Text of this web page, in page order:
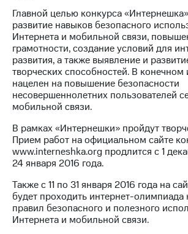
регионе
и акционерам
Корпоративное
управление
Корпоративный
секретарь
Раскрытие
Информация
акционерам
Документы
ПАО
Собрания
акционеров
Личный
кабинет
Главной целью конкурса
развитие навыков безопасного
Интернета и мобильной связи,
грамотности, создание условий для
развития, а также выявление и
творческих способностей. В конечном
нацелен на повышение безопасности
несовершеннолетних пользователей
мобильной связи.
В рамках «Интернешки» пройдут
Прием работ на официальном сайте
www.interneshka.org продлится с 1
24 января 2016 года.
Также с 11 по 31 января 2016 года на
будет проходить интернет-олимпиада
правил безопасного и полезного
Интернета и мобильной связи.